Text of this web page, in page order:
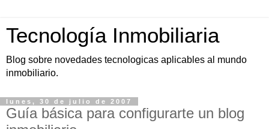
Tecnología Inmobiliaria
Blog sobre novedades tecnologicas aplicables al mundo
inmobiliario.
lunes, 30 de julio de 2007
Guía básica para configurarte un blog